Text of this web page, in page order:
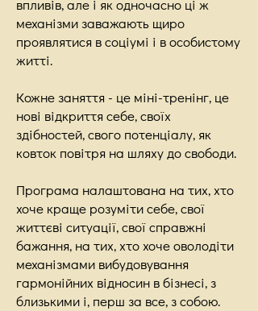
впливів, але і як одночасно ці ж
механізми заважають щиро
проявлятися в соціумі і в особистому
житті.
Кожне заняття - це міні-тренінг, це
нові відкриття себе, своїх
здібностей, свого потенціалу, як
ковток повітря на шляху до свободи.
Програма налаштована на тих, хто
хоче краще розуміти себе, свої
життєві ситуації, свої справжні
бажання, на тих, хто хоче оволодіти
механізмами вибудовування
гармонійних відносин в бізнесі, з
близькими і, перш за все, з собою.